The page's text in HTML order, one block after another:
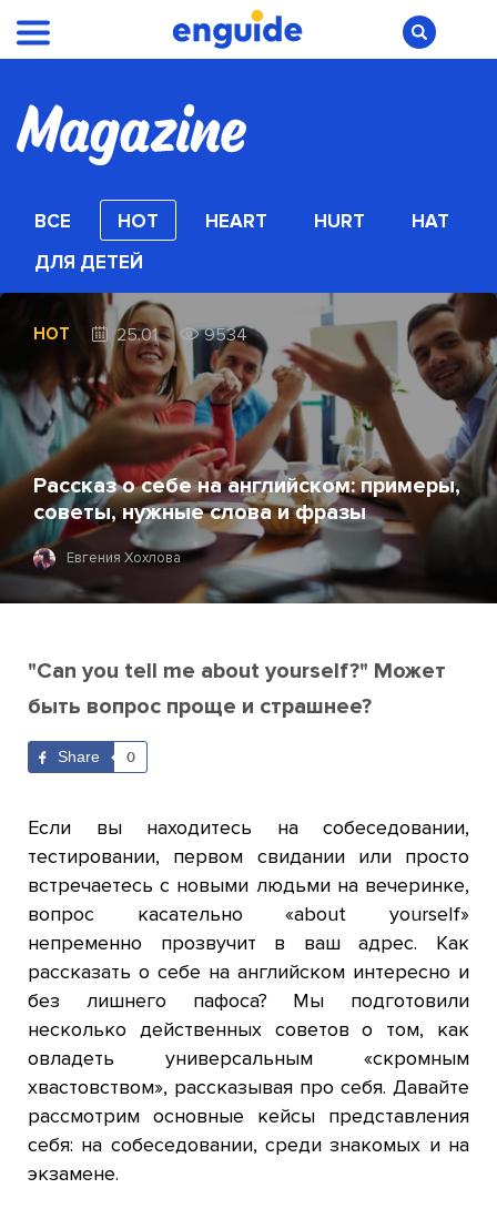
ВСЕ HOT HEART HURT
HAT
ДЛЯ ДЕТЕЙ
HOT 25.01 9534
Рассказ о себе на английском: примеры,
советы, нужные слова и фразы
Евгения Хохлова
"Can you tell me about yourself?" Может
быть вопрос проще и страшнее?
Share 0
Если вы находитесь на собеседовании,
тестировании, первом свидании или просто
встречаетесь с новыми людьми на вечеринке,
вопрос касательно «about yourself»
непременно прозвучит в ваш адрес. Как
рассказать о себе на английском интересно и
без лишнего пафоса? Мы подготовили
несколько действенных советов о том, как
овладеть универсальным «скромным
хвастовством», рассказывая про себя. Давайте
рассмотрим основные кейсы представления
себя: на собеседовании, среди знакомых и на
экзамене.